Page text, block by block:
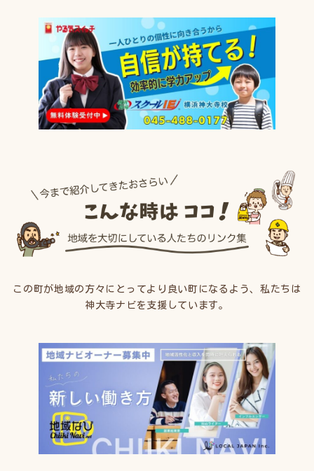
この町が地域の方々にとってより良い町になるよう、私たちは
神大寺ナビを支援しています。